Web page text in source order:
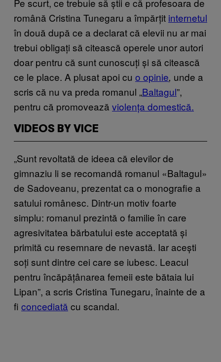
română Cristina Tunegaru a împărțit internetul
în două după ce a declarat că elevii nu ar mai
trebui obligați să citească operele unor autori
doar pentru că sunt cunoscuți și să citească
ce le place. A plusat apoi cu o opinie, unde a
scris că nu va preda romanul „Baltagul”,
pentru că promovează violența domestică.
VIDEOS BY VICE
„Sunt revoltată de ideea că elevilor de
gimnaziu li se recomandă romanul «Baltagul»
de Sadoveanu, prezentat ca o monografie a
satului românesc. Dintr-un motiv foarte
simplu: romanul prezintă o familie în care
agresivitatea bărbatului este acceptată și
primită cu resemnare de nevastă. Iar acești
soți sunt dintre cei care se iubesc. Leacul
pentru încăpățânarea femeii este bătaia lui
Lipan”, a scris Cristina Tunegaru, înainte de a
fi concediată cu scandal.